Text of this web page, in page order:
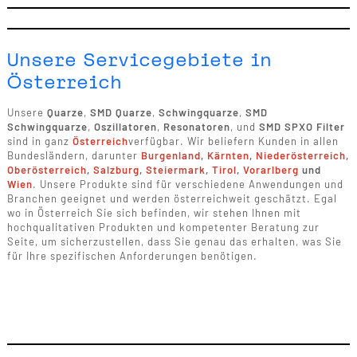
Unsere Servicegebiete in
Österreich
Unsere Quarze, SMD Quarze, Schwingquarze, SMD
Schwingquarze, Oszillatoren, Resonatoren, und SMD SPXO Filter
sind in ganz Österreichverfügbar. Wir beliefern Kunden in allen
Bundesländern, darunter Burgenland, Kärnten, Niederösterreich,
Oberösterreich, Salzburg, Steiermark, Tirol, Vorarlberg und
Wien. Unsere Produkte sind für verschiedene Anwendungen und
Branchen geeignet und werden österreichweit geschätzt. Egal
wo in Österreich Sie sich befinden, wir stehen Ihnen mit
hochqualitativen Produkten und kompetenter Beratung zur
Seite, um sicherzustellen, dass Sie genau das erhalten, was Sie
für Ihre spezifischen Anforderungen benötigen.